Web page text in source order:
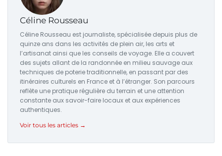
Céline Rousseau
Céline Rousseau est journaliste, spécialisée depuis plus de
quinze ans dans les activités de plein air, les arts et
l’artisanat ainsi que les conseils de voyage. Elle a couvert
des sujets allant de la randonnée en milieu sauvage aux
techniques de poterie traditionnelle, en passant par des
itinéraires culturels en France et à l’étranger. Son parcours
reflète une pratique régulière du terrain et une attention
constante aux savoir-faire locaux et aux expériences
authentiques.
Voir tous les articles →